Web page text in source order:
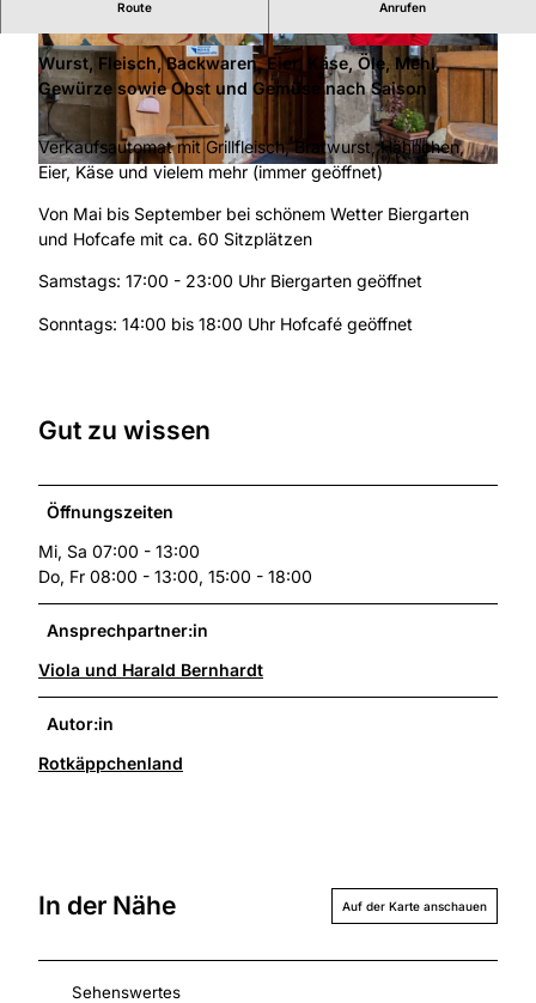
© Rotkäppchenland, Patrick Pfaff | CC-BY-SA
© Rotkäppchenland, Patrick Pfaff |CC-BY-SA © Rotkäppchenland, Patrick Pfaff |CC-BY-SA
Route Anrufen
Wurst, Fleisch, Backwaren, Eier, Käse, Öle, Mehl,
Gewürze sowie Obst und Gemüse nach Saison
Verkaufsautomat mit Grillfleisch, Bratwurst, Hähnchen,
Eier, Käse und vielem mehr (immer geöffnet)
Von Mai bis September bei schönem Wetter Biergarten
und Hofcafe mit ca. 60 Sitzplätzen
Samstags: 17:00 - 23:00 Uhr Biergarten geöffnet
Sonntags: 14:00 bis 18:00 Uhr Hofcafé geöffnet
Gut zu wissen
Öffnungszeiten
Mi, Sa 07:00 - 13:00
Do, Fr 08:00 - 13:00, 15:00 - 18:00
Ansprechpartner:in
Viola und Harald Bernhardt
Autor:in
Rotkäppchenland
In der Nähe Auf der Karte anschauen
Sehenswertes